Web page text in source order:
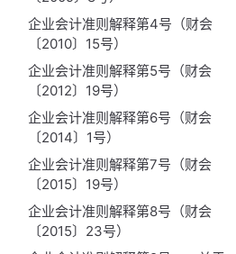
企业会计准则解释第4号（财会
〔2010〕15号）
企业会计准则解释第5号（财会
〔2012〕19号）
企业会计准则解释第6号（财会
〔2014〕1号）
企业会计准则解释第7号（财会
〔2015〕19号）
企业会计准则解释第8号（财会
〔2015〕23号）